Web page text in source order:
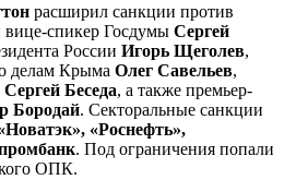
расширил санкции против
спикер Госдумы Сергей
России Игорь Щеголев,
делам Крыма Олег Савельев,
Сергей Беседа, а также премьер-
Бородай. Секторальные санкции
«Роснефть»,
. Под ограничения попали
ОПК.